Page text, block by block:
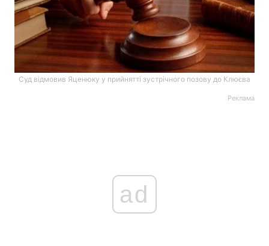
Суд відмовив Яценюку у прийнятті зустрічного позову до Клюєва
Реклама
ad